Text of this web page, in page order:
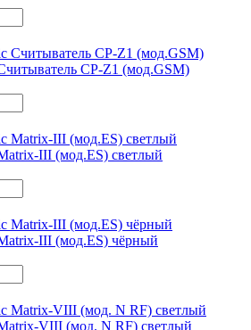
CP-Z1 (мод.GSM)
III (мод.ES) светлый
III (мод.ES) чёрный
VIII (мод. N RF) светлый